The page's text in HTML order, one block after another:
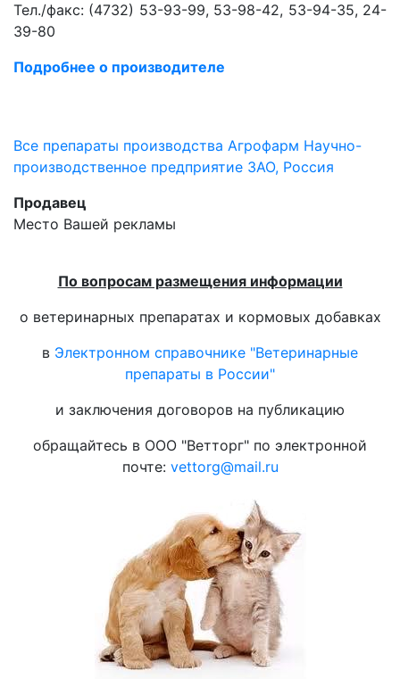
Тел./факс: (4732) 53-93-99, 53-98-42, 53-94-35, 24-
39-80
Подробнее о производителе
Все препараты производства Агрофарм Научно-
производственное предприятие ЗАО, Россия
Продавец
Место Вашей рекламы
По вопросам размещения информации
о ветеринарных препаратах и кормовых добавках
в Электронном справочнике "Ветеринарные
препараты в России"
и заключения договоров на публикацию
обращайтесь в ООО "Ветторг" по электронной
почте: vettorg@mail.ru